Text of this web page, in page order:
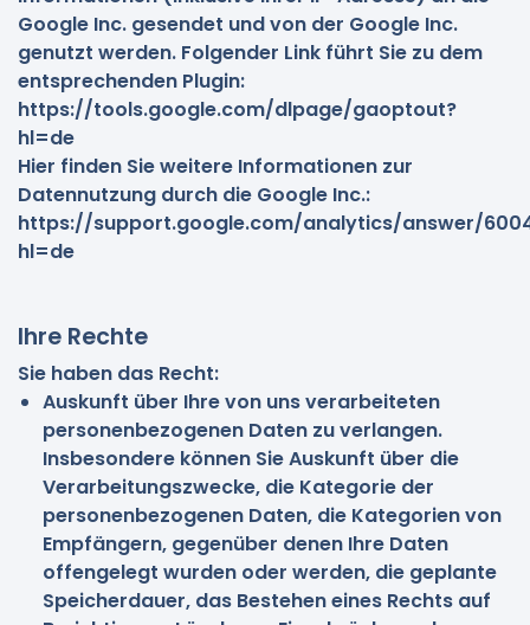
Google Inc. gesendet und von der Google Inc.
genutzt werden. Folgender Link führt Sie zu dem
entsprechenden Plugin:
https://tools.google.com/dlpage/gaoptout?
hl=de
Hier finden Sie weitere Informationen zur
Datennutzung durch die Google Inc.:
https://support.google.com/analytics/answer/
hl=de
Ihre Rechte
Sie haben das Recht:
Auskunft über Ihre von uns verarbeiteten
personenbezogenen Daten zu verlangen.
Insbesondere können Sie Auskunft über die
Verarbeitungszwecke, die Kategorie der
personenbezogenen Daten, die Kategorien von
Empfängern, gegenüber denen Ihre Daten
offengelegt wurden oder werden, die geplante
Speicherdauer, das Bestehen eines Rechts auf